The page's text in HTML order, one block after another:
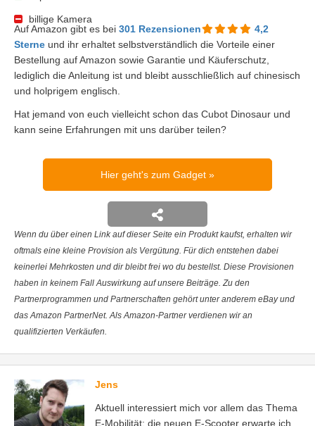
billige Kamera
Auf Amazon gibt es bei 301 Rezensionen
4,2
Sterne und ihr erhaltet selbstverständlich die Vorteile einer
Bestellung auf Amazon sowie Garantie und Käuferschutz,
lediglich die Anleitung ist und bleibt ausschließlich auf chinesisch
und holprigem englisch.
Hat jemand von euch vielleicht schon das Cubot Dinosaur und
kann seine Erfahrungen mit uns darüber teilen?
Hier geht's zum Gadget
Wenn du über einen Link auf dieser Seite ein Produkt kaufst, erhalten wir
oftmals eine kleine Provision als Vergütung. Für dich entstehen dabei
keinerlei Mehrkosten und dir bleibt frei wo du bestellst. Diese Provisionen
haben in keinem Fall Auswirkung auf unsere Beiträge. Zu den
Partnerprogrammen und Partnerschaften gehört unter anderem eBay und
das Amazon PartnerNet. Als Amazon-Partner verdienen wir an
qualifizierten Verkäufen.
Jens
Aktuell interessiert mich vor allem das Thema
E-Mobilität; die neuen E-Scooter erwarte ich